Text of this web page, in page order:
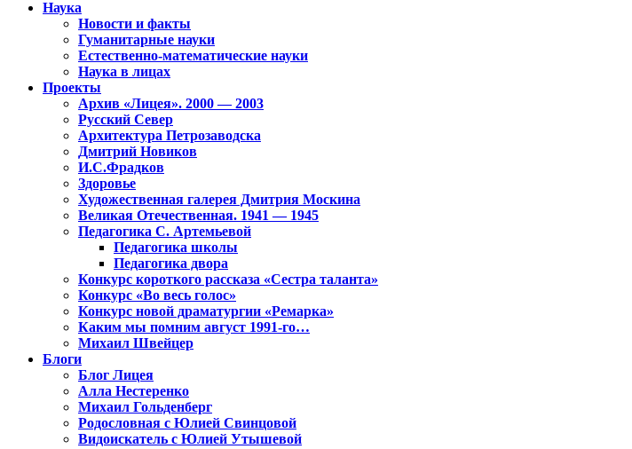
Наука
Новости и факты
Гуманитарные науки
Естественно-математические науки
Наука в лицах
Проекты
Архив «Лицея». 2000 — 2003
Русский Север
Архитектура Петрозаводска
Дмитрий Новиков
И.С.Фрадков
Здоровье
Художественная галерея Дмитрия Москина
Великая Отечественная. 1941 — 1945
Педагогика С. Артемьевой
Педагогика школы
Педагогика двора
Конкурс короткого рассказа «Сестра таланта»
Конкурс «Во весь голос»
Конкурс новой драматургии «Ремарка»
Каким мы помним август 1991-го…
Михаил Швейцер
Блоги
Блог Лицея
Алла Нестеренко
Михаил Гольденберг
Родословная с Юлией Свинцовой
Видоискатель с Юлией Утышевой